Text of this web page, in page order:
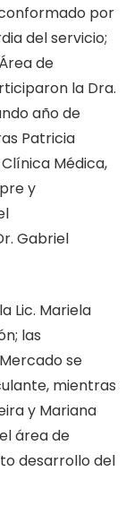
por
del servicio;
de
la Dra.
año de
Patricia
Médica,
y
Gabriel
Lic. Mariela
las
se
mientras
y Mariana
área de
desarrollo del